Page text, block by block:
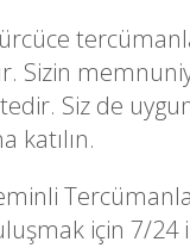
Sizin
Siz de
katılın.
için 7/24